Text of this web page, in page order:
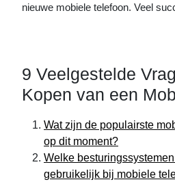
nieuwe mobiele telefoon. Veel
9 Veelgestelde
Kopen van een
Wat zijn de populairste
op dit moment?
Welke
gebruikelijk bij mobiele